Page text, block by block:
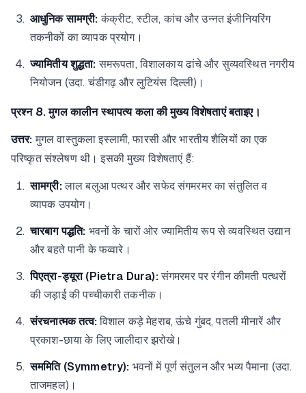
आधुनिक सामग्री: कंक्रीट, स्टील, कांच और उन्नत इंजीनियरिंग
तकनीकों का व्यापक प्रयोग।
ज्यामितीय शुद्धता: समरूपता, विशालकाय ढांचे और सुव्यवस्थित नगरीय
नियोजन (उदा. चंडीगढ़ और लुटियंस दिल्ली)।
प्रश्न 8. मुगल कालीन स्थापत्य कला की मुख्य विशेषताएं बताइए।
उत्तर: मुगल वास्तुकला इस्लामी, फारसी और भारतीय शैलियों का एक
परिष्कृत संश्लेषण थी। इसकी मुख्य विशेषताएं हैं:
सामग्री:लाल बलुआ पत्थर और सफेद संगमरमर का संतुलित व
व्यापक उपयोग।
चारबाग पद्धति: भवनों के चारों ओर ज्यामितीय रूप से व्यवस्थित उद्यान
और बहते पानी के फव्वारे।
पिएत्रा-ड्यूरा (Pietra Dura):संगमरमर पर रंगीन कीमती पत्थरों
की जड़ाई की पच्चीकारी तकनीक।
संरचनात्मक तत्व:विशाल कड़े मेहराब, ऊंचे गुंबद, पतली मीनारें और
प्रकाश-छाया के लिए जालीदार झरोखे।
सममिति (Symmetry): भवनों में पूर्ण संतुलन और भव्य पैमाना (उदा.
ताजमहल)।